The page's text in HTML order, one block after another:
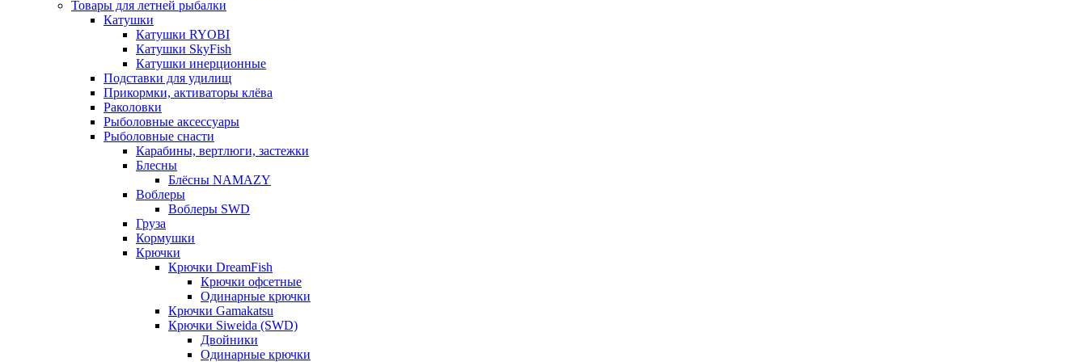
Товары для летней рыбалки
Катушки
Катушки RYOBI
Катушки SkyFish
Катушки инерционные
Подставки для удилищ
Прикормки, активаторы клёва
Раколовки
Рыболовные аксессуары
Рыболовные снасти
Карабины, вертлюги, застежки
Блесны
Блёсны NAMAZY
Воблеры
Воблеры SWD
Груза
Кормушки
Крючки
Крючки DreamFish
Крючки офсетные
Одинарные крючки
Крючки Gamakatsu
Крючки Siweida (SWD)
Двойники
Одинарные крючки